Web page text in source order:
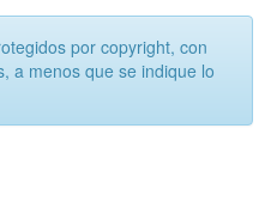
por copyright, con
a menos que se indique lo